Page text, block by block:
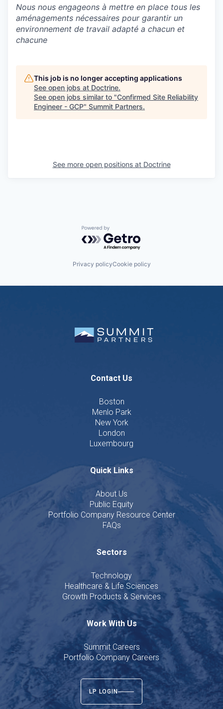
Nous nous engageons à mettre en place tous les
aménagements nécessaires pour garantir un
environnement de travail adapté a chacun et
chacune
This job is no longer accepting applications
See open jobs at Doctrine.
See open jobs similar to "Confirmed Site Reliability
Engineer - GCP" Summit Partners.
See more open positions at Doctrine
Powered by Getro.com
Privacy policyCookie policy
Contact Us
Boston
Menlo Park
New York
London
Luxembourg
Quick Links
About Us
Public Equity
Portfolio Company Resource Center
FAQs
Sectors
Technology
Healthcare & Life Sciences
Growth Products & Services
Work With Us
Summit Careers
Portfolio Company Careers
LP LOGIN